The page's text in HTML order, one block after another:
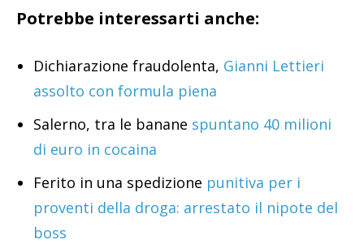
Potrebbe interessarti anche:
Dichiarazione fraudolenta, Gianni Lettieri
assolto con formula piena
Salerno, tra le banane spuntano 40 milioni
di euro in cocaina
Ferito in una spedizione punitiva per i
proventi della droga: arrestato il nipote del
boss